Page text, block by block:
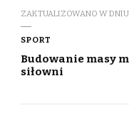
ZAKTUALIZOWANO W DNIU
SPORT
Budowanie masy
siłowni